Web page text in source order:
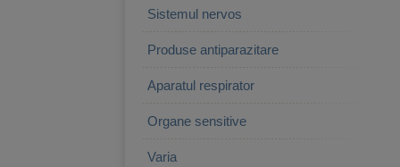
Sistemul nervos
Produse antiparazitare
Aparatul respirator
Organe sensitive
Varia